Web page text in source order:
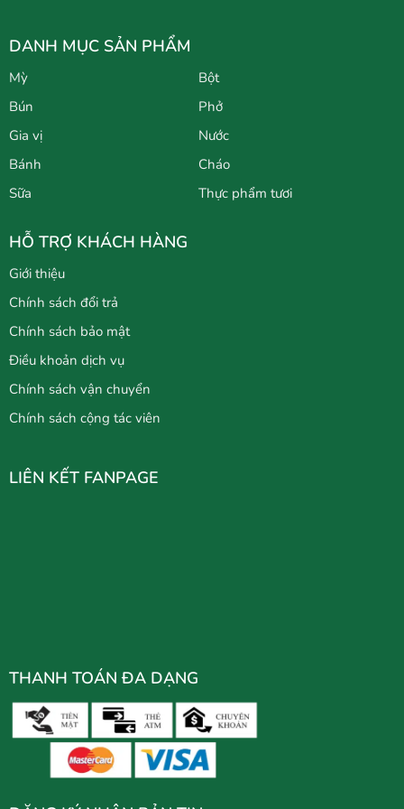
DANH MỤC SẢN PHẨM
Mỳ
Bột
Bún
Phở
Gia vị
Nước
Bánh
Cháo
Sữa
Thực phẩm tươi
HỖ TRỢ KHÁCH HÀNG
Giới thiệu
Chính sách đổi trả
Chính sách bảo mật
Điều khoản dịch vụ
Chính sách vận chuyển
Chính sách cộng tác viên
LIÊN KẾT FANPAGE
THANH TOÁN ĐA DẠNG